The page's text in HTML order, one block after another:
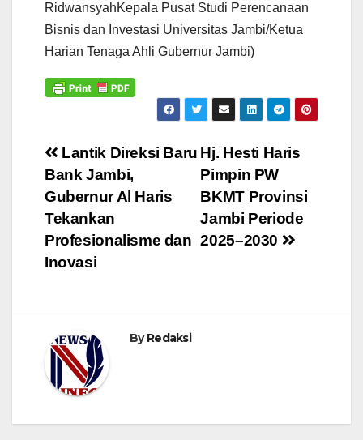
RidwansyahKepala Pusat Studi Perencanaan
Bisnis dan Investasi Universitas Jambi/Ketua
Harian Tenaga Ahli Gubernur Jambi)
Navigasi
pos
Hj. Hesti Haris
Pimpin PW
BKMT Provinsi
Jambi Periode
2025–2030
Lantik Direksi Baru
Bank Jambi,
Gubernur Al Haris
Tekankan
Profesionalisme dan
Inovasi
ByRedaksi